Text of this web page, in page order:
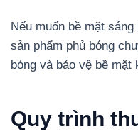
Nếu muốn bề mặt
sản phẩm phủ bóng
bóng và bảo vệ bề mặt
Quy trình